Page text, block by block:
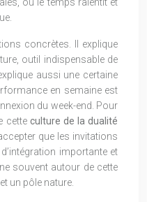
concrètes. Il explique
outil indispensable de
aussi une certaine
en semaine est
du week-end. Pour
cette culture de la dualité
que les invitations
importante et
souvent autour de cette
un pôle nature.